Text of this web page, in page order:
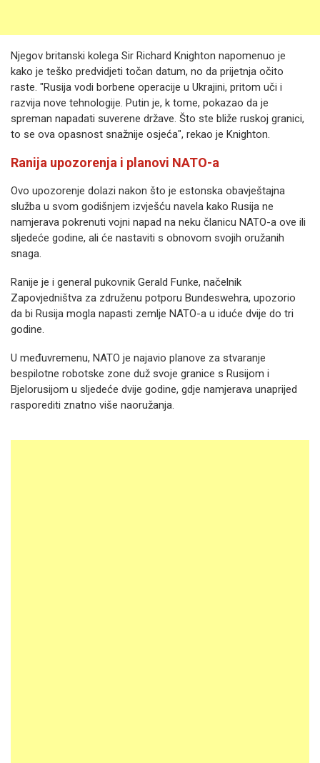
Njegov britanski kolega Sir Richard Knighton napomenuo je
kako je teško predvidjeti točan datum, no da prijetnja očito
raste. "Rusija vodi borbene operacije u Ukrajini, pritom uči i
razvija nove tehnologije. Putin je, k tome, pokazao da je
spreman napadati suverene države. Što ste bliže ruskoj granici,
to se ova opasnost snažnije osjeća", rekao je Knighton.
Ranija upozorenja i planovi NATO-a
Ovo upozorenje dolazi nakon što je estonska obavještajna
služba u svom godišnjem izvješću navela kako Rusija ne
namjerava pokrenuti vojni napad na neku članicu NATO-a ove ili
sljedeće godine, ali će nastaviti s obnovom svojih oružanih
snaga.
Ranije je i general pukovnik Gerald Funke, načelnik
Zapovjedništva za združenu potporu Bundeswehra, upozorio
da bi Rusija mogla napasti zemlje NATO-a u iduće dvije do tri
godine.
U međuvremenu, NATO je najavio planove za stvaranje
bespilotne robotske zone duž svoje granice s Rusijom i
Bjelorusijom u sljedeće dvije godine, gdje namjerava unaprijed
rasporediti znatno više naoružanja.